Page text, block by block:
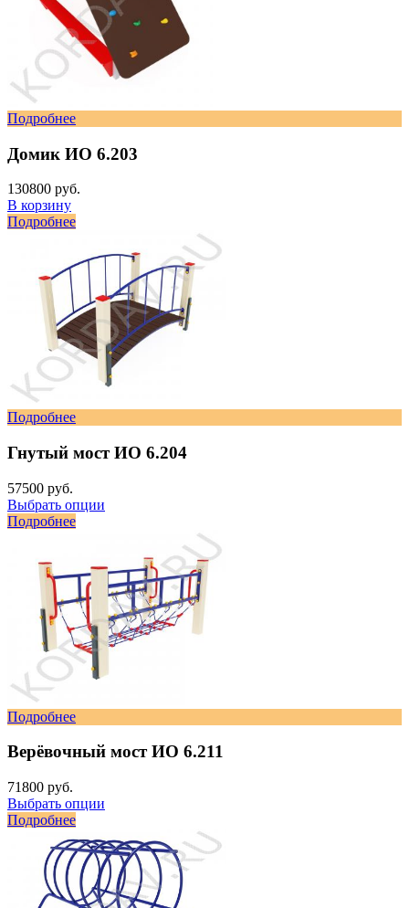
Подробнее
Домик ИО 6.203
130800 руб.
В корзину
Подробнее
Подробнее
Гнутый мост ИО 6.204
57500 руб.
Выбрать опции
Подробнее
Подробнее
Верёвочный мост ИО 6.211
71800 руб.
Выбрать опции
Подробнее